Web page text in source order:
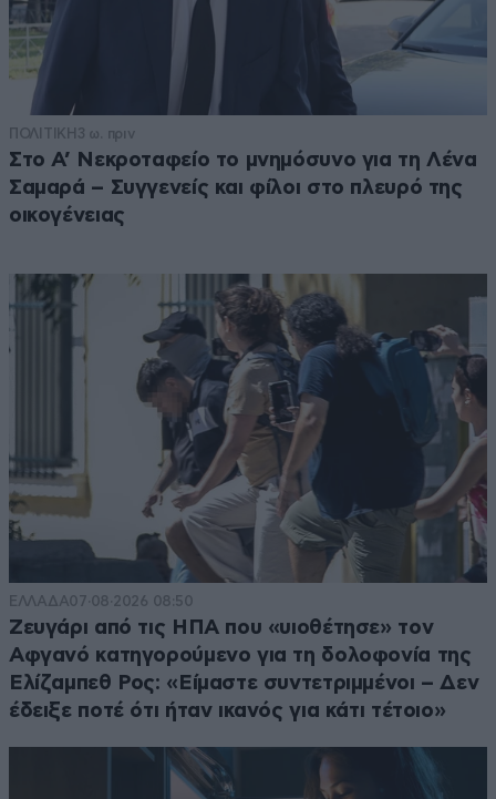
ΠΟΛΙΤΙΚΗ 3 ω. πριν
Στο Α’ Νεκροταφείο το μνημόσυνο για τη Λένα
Σαμαρά – Συγγενείς και φίλοι στο πλευρό της
οικογένειας
ΕΛΛΑΔΑ07·08·2026 08:50
Ζευγάρι από τις ΗΠΑ που «υιοθέτησε» τον
Αφγανό κατηγορούμενο για τη δολοφονία της
Ελίζαμπεθ Ρος: «Είμαστε συντετριμμένοι – Δεν
έδειξε ποτέ ότι ήταν ικανός για κάτι τέτοιο»